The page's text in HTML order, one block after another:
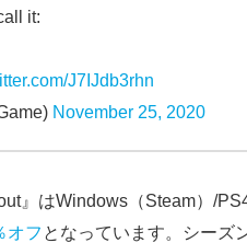
it:
J7IJdb3rhn
November 25, 2020
』はWindows（Steam）/
オフ となっています。シーズ